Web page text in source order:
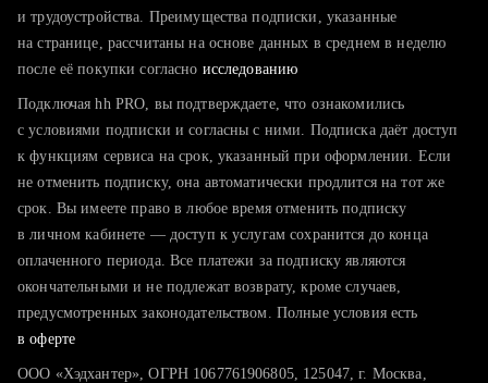
тратите много времени на поиск и вручную поднимаете
хотите сравнить себя с конкурентами и оценить шансы
и трудоустройства. Преимущества подписки, указанные
на странице, рассчитаны на основе данных в среднем в неделю
после её покупки согласно исследованию
Подключая hh PRO, вы подтверждаете, что ознакомились
с условиями подписки и согласны с ними. Подписка даёт доступ
к функциям сервиса на срок, указанный при оформлении. Если
не отменить подписку, она автоматически продлится на тот же
срок. Вы имеете право в любое время отменить подписку
в личном кабинете — доступ к услугам сохранится до конца
оплаченного периода. Все платежи за подписку являются
окончательными и не подлежат возврату, кроме случаев,
предусмотренных законодательством. Полные условия есть
в оферте
ООО «Хэдхантер», ОГРН 1067761906805, 125047, г. Москва,